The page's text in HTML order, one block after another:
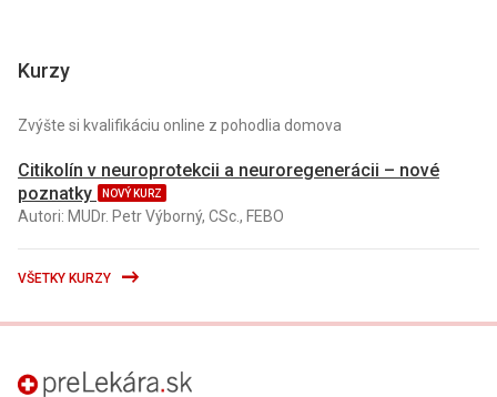
Kurzy
Zvýšte si kvalifikáciu online z pohodlia domova
Citikolín v neuroprotekcii a neuroregenerácii – nové
poznatky
NOVÝ KURZ
Autori: MUDr. Petr Výborný, CSc., FEBO
VŠETKY KURZY
preLekára.sk